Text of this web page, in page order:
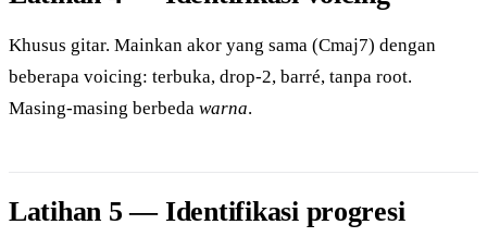
Khusus gitar. Mainkan akor yang sama (Cmaj7) dengan
beberapa voicing: terbuka, drop-2, barré, tanpa root.
Masing-masing berbeda warna.
Latihan 5 — Identifikasi progresi